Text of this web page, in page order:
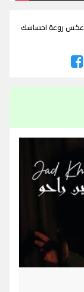
روعة احساسك